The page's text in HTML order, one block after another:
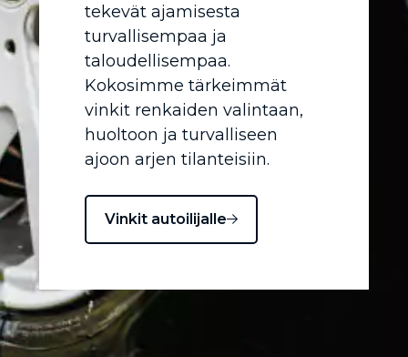
tekevät ajamisesta
turvallisempaa ja
taloudellisempaa.
Kokosimme tärkeimmät
vinkit renkaiden valintaan,
huoltoon ja turvalliseen
ajoon arjen tilanteisiin.
Vinkit autoilijalle